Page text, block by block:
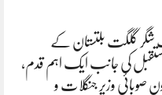
شگر گلگت بلتستان کے
کی جانب ایک اہم قدم،
صوبائی وزیر جنگلات و